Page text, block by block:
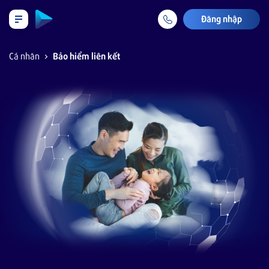
Cá nhân
Tiết kiệm & Đầu tư
Tài khoản & Dịch vụ
Thẻ
Khoản vay
Đăng nhập
Cá nhân Bảo hiểm liên kết